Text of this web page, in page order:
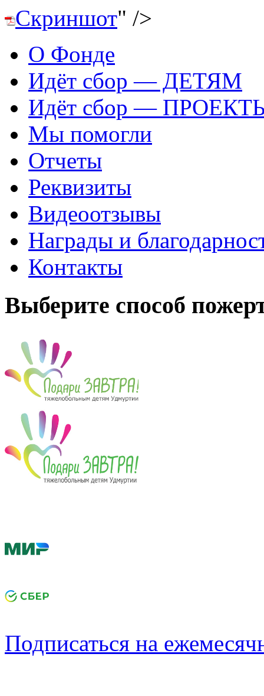
Скриншот" />
О Фонде
Идёт сбор — ДЕТЯМ
Идёт сбор —
Мы помогли
Отчеты
Реквизиты
Видеоотзывы
Награды и
Контакты
Выберите способ
Подписаться на